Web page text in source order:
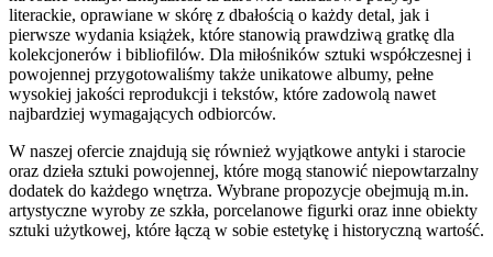
literackie, oprawiane w skórę z dbałością o każdy detal, jak i
pierwsze wydania książek, które stanowią prawdziwą gratkę dla
kolekcjonerów i bibliofilów. Dla miłośników sztuki współczesnej i
powojennej przygotowaliśmy także unikatowe albumy, pełne
wysokiej jakości reprodukcji i tekstów, które zadowolą nawet
najbardziej wymagających odbiorców.
W naszej ofercie znajdują się również wyjątkowe antyki i starocie
oraz dzieła sztuki powojennej, które mogą stanowić niepowtarzalny
dodatek do każdego wnętrza. Wybrane propozycje obejmują m.in.
artystyczne wyroby ze szkła, porcelanowe figurki oraz inne obiekty
sztuki użytkowej, które łączą w sobie estetykę i historyczną wartość.